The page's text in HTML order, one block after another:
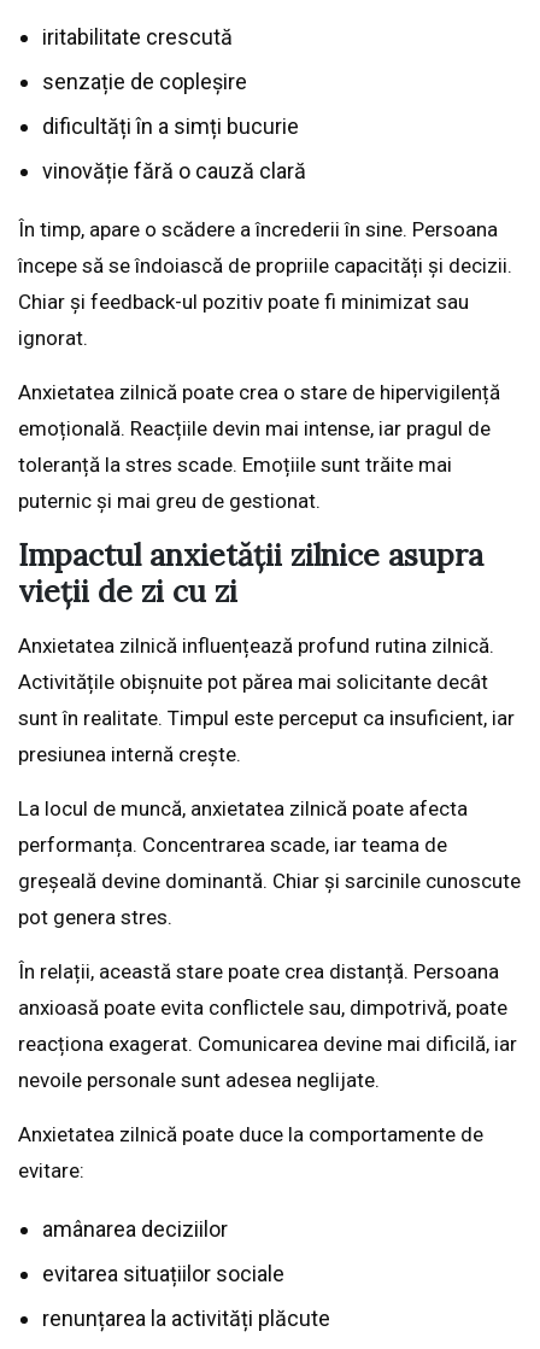
iritabilitate crescută
senzație de copleșire
dificultăți în a simți bucurie
vinovăție fără o cauză clară
În timp, apare o scădere a încrederii în sine. Persoana
începe să se îndoiască de propriile capacități și decizii.
Chiar și feedback-ul pozitiv poate fi minimizat sau
ignorat.
Anxietatea zilnică poate crea o stare de hipervigilență
emoțională. Reacțiile devin mai intense, iar pragul de
toleranță la stres scade. Emoțiile sunt trăite mai
puternic și mai greu de gestionat.
Impactul anxietății zilnice asupra
vieții de zi cu zi
Anxietatea zilnică influențează profund rutina zilnică.
Activitățile obișnuite pot părea mai solicitante decât
sunt în realitate. Timpul este perceput ca insuficient, iar
presiunea internă crește.
La locul de muncă, anxietatea zilnică poate afecta
performanța. Concentrarea scade, iar teama de
greșeală devine dominantă. Chiar și sarcinile cunoscute
pot genera stres.
În relații, această stare poate crea distanță. Persoana
anxioasă poate evita conflictele sau, dimpotrivă, poate
reacționa exagerat. Comunicarea devine mai dificilă, iar
nevoile personale sunt adesea neglijate.
Anxietatea zilnică poate duce la comportamente de
evitare:
amânarea deciziilor
evitarea situațiilor sociale
renunțarea la activități plăcute